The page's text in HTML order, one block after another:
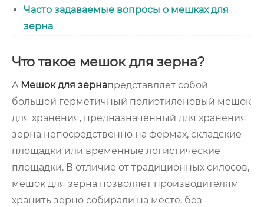
Часто задаваемые вопросы о мешках для
зерна
Что такое мешок для зерна?
A Мешок для зернапредставляет собой
большой герметичный полиэтиленовый мешок
для хранения, предназначенный для хранения
зерна непосредственно на фермах, складские
площадки или временные логистические
площадки. В отличие от традиционных силосов,
мешок для зерна позволяет производителям
хранить зерно собирали на месте, без